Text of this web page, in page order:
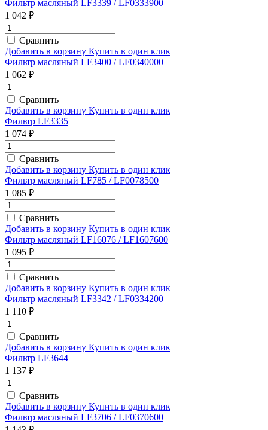
Фильтр масляный LF3339 / LF0333900
1 042 ₽
Сравнить
Добавить в корзину Купить в один клик
Фильтр масляный LF3400 / LF0340000
1 062 ₽
Сравнить
Добавить в корзину Купить в один клик
Фильтр LF3335
1 074 ₽
Сравнить
Добавить в корзину Купить в один клик
Фильтр масляный LF785 / LF0078500
1 085 ₽
Сравнить
Добавить в корзину Купить в один клик
Фильтр масляный LF16076 / LF1607600
1 095 ₽
Сравнить
Добавить в корзину Купить в один клик
Фильтр масляный LF3342 / LF0334200
1 110 ₽
Сравнить
Добавить в корзину Купить в один клик
Фильтр LF3644
1 137 ₽
Сравнить
Добавить в корзину Купить в один клик
Фильтр масляный LF3706 / LF0370600